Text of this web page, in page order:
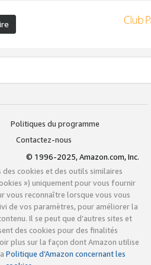
Politiques du programme
Contactez-nous
© 1996-2025, Amazon.com, Inc.
des cookies et des outils similaires
») uniquement pour vous fournir
vous reconnaître lorsque vous vous
de vos paramètres, pour améliorer la
Il se peut que d’autres sites et
des cookies pour des finalités
plus sur la façon dont Amazon utilise
Politique d’Amazon concernant les